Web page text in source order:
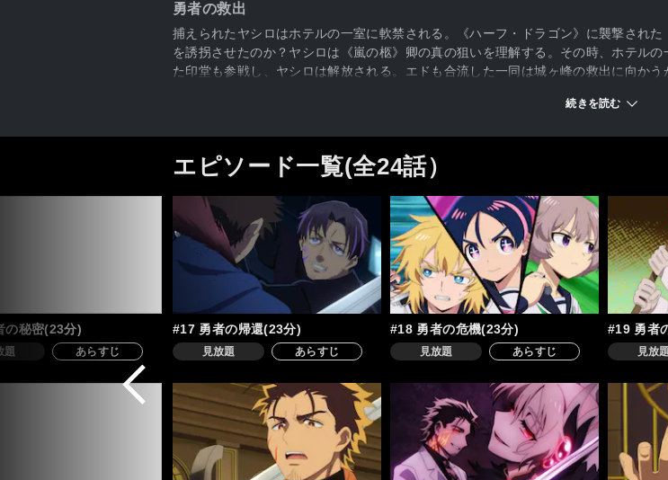
勇者の救出
捕えられたヤシロはホテルの一室に軟禁される。《ハーフ・ドラゴン》に襲撃され
を誘拐させたのか？ヤシロは《嵐の柩》卿の真の狙いを理解する。その時、ホテル
た印堂も参戦し、ヤシロは解放される。エドも合流した一同は城ヶ峰の救出に向か
続きを読む
エピソード一覧(全24話）
の秘密(23分)
題 あらすじ
#17 勇者の帰還(23分)
見放題 あらすじ
#18 勇者の危機(23分)
見放題 あらすじ
#19 勇者
見放